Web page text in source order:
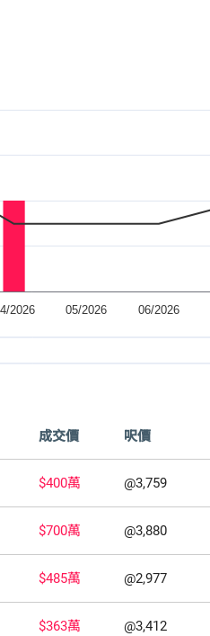
成交價 呎價
$400萬 @3,759
$700萬 @3,880
$485萬 @2,977
$363萬 @3,412